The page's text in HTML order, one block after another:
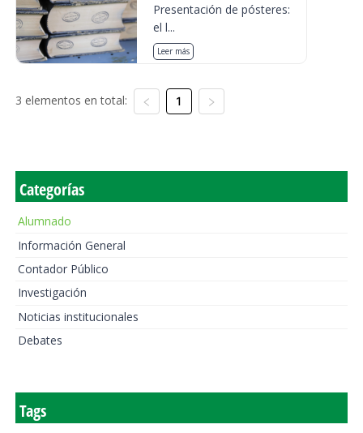
Presentación de pósteres:
el l...
Leer más
3 elementos en total: 1
Categorías
Alumnado
Información General
Contador Público
Investigación
Noticias institucionales
Debates
Tags